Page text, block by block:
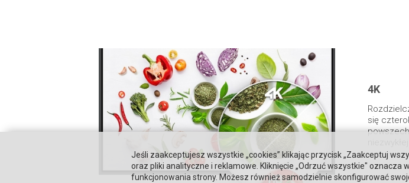
4K
się
Jeśli zaakceptujesz wszystkie „cookies” klikając przycisk „Zaakceptuj
oraz pliki analityczne i reklamowe. Kliknięcie „Odrzuć wszystkie"
funkcjonowania strony. Możesz również samodzielnie skonfigurować